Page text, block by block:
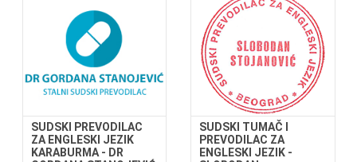
SUDSKI PREVODILAC
ZA ENGLESKI JEZIK
KARABURMA - DR
SUDSKI TUMAČ I
PREVODILAC ZA
ENGLESKI JEZIK -